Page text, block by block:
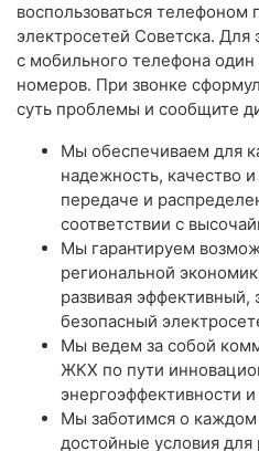
воспользоваться телефоном
электросетей Советска. Для
с мобильного телефона
номеров. При звонке
суть проблемы и сообщите
Мы обеспечиваем для
надежность, качество
передаче и
соответствии с
Мы гарантируем
региональной
развивая
безопасный
Мы ведем за собой
ЖКХ по пути
энергоэффективности
Мы заботимся о каждом
достойные условия для